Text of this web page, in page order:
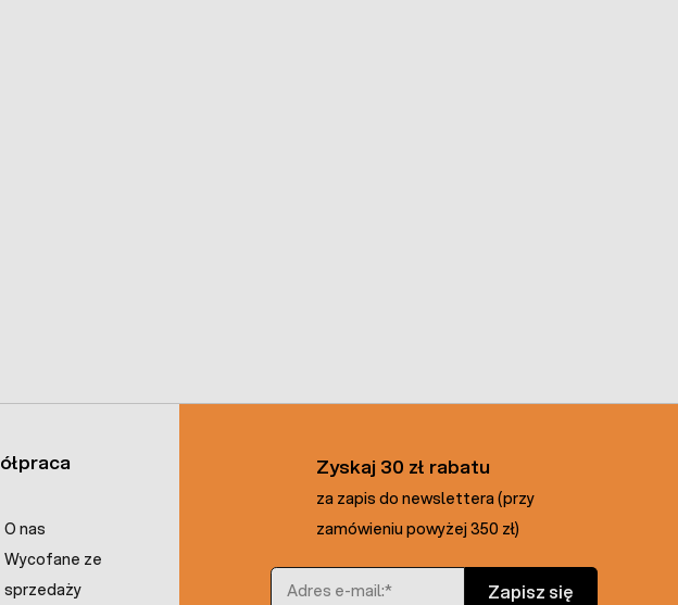
O nas
Wycofane ze
sprzedaży
Zyskaj 30 zł rabatu
za zapis do newslettera (przy
zamówieniu powyżej 350 zł)
Adres e-mail
Zapisz się